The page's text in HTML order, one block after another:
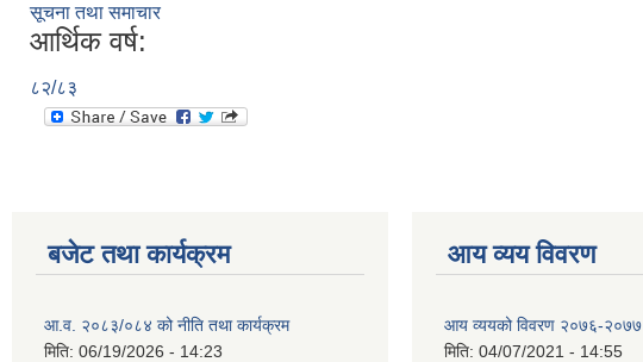
सूचना तथा समाचार
आर्थिक वर्ष:
८२/८३
बजेट तथा कार्यक्रम
आ.व. २०८३/०८४ को नीति तथा कार्यक्रम
मिति: 06/19/2026 - 14:23
आय व्यय विवरण
आय व्ययको विवरण २०७६-२०७७
मिति: 04/07/2021 - 14:55